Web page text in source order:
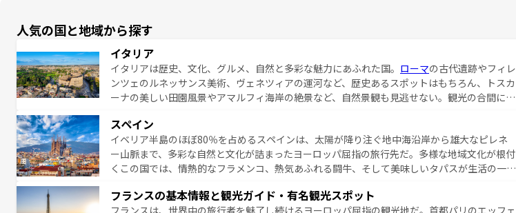
人気の国と地域から探す
イタリア
イタリアは歴史、文化、グルメ、自然と多彩な魅力にあふれた国。 ローマの古代遺跡やフィレ
ンツェのルネッサンス美術、ヴェネツィアの運河など、歴史あるスポットはもちろん、トスカ
ーナの美しい田園風景やアマルフィ海岸の絶景など、自然景観も見逃せない。観光の合間に
夜眠るまで、すべての瞬間を楽しませてくれるイタリアで、忘れられない旅をしてみよう！
なお、新着のイタリア情報はコンテンツ一覧を参照してほしい。
スペイン
イベリア半島のほぼ80％を占めるスペインは、太陽が降り注ぐ地中海沿岸から雄大なピレネ
ー山脈まで、多彩な自然と文化が詰まったヨーロッパ屈指の旅行先だ。多様な地域文化が根付
くこの国では、情熱的なフラメンコ、熱気あふれる闘牛、そして美味しいタパスが生活の一部
ら、地方では古代ローマ遺跡や中世の城塞都市、穏やかなビーチリゾートまで多彩な表情を見
フランスの基本情報と観光ガイド・有名観光スポット
フランスは、世界中の旅行者を魅了し続けるヨーロッパ屈指の観光地だ。首都パリのエッフェ